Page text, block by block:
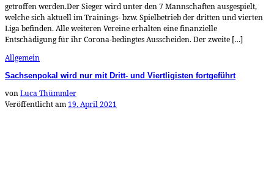
getroffen werden.Der Sieger wird unter den 7 Mannschaften ausgespielt,
welche sich aktuell im Trainings- bzw. Spielbetrieb der dritten und vierten
Liga befinden. Alle weiteren Vereine erhalten eine finanzielle
Entschädigung für ihr Corona-bedingtes Ausscheiden. Der zweite […]
Allgemein
Sachsenpokal wird nur mit Dritt- und Viertligisten fortgeführt
vonLuca Thümmler
Veröffentlicht am 19. April 2021